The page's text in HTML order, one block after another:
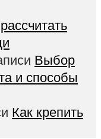
Выбор
и способы
Как крепить